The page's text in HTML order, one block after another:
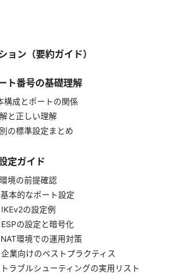
ョン（要約ガイド）
ト番号の基礎理解
構成とポートの関係
と正しい理解
の標準設定まとめ
定ガイド
境の前提確認
本的なポート設定
の設定例
の設定と暗号化
環境での運用対策
業向けのベストプラクティス
ラブルシューティングの実用リスト